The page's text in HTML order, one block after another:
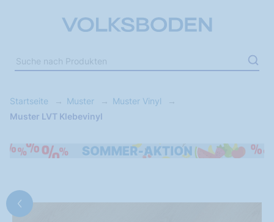
Startseite Muster
Muster Vinyl
Muster LVT Klebevinyl